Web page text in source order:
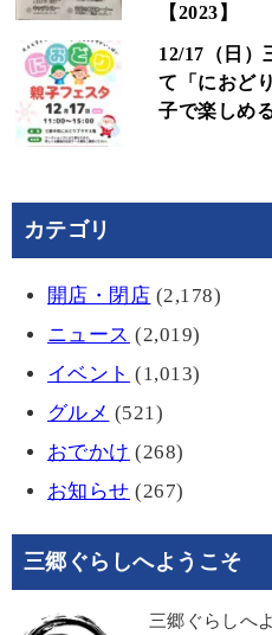
【2023】
12/17（日）
て「におど
子で楽しめ
カテゴリ
開店・閉店 (2,178)
ニュース (2,019)
イベント (1,013)
グルメ (521)
おでかけ (268)
お知らせ (267)
三郷ぐらしへようこそ
三郷ぐらしへ